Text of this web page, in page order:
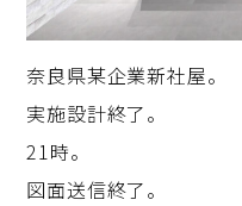
奈良県某企業新社屋。
実施設計終了。
21時。
図面送信終了。